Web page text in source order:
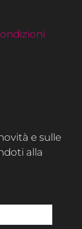
e sulle
alla